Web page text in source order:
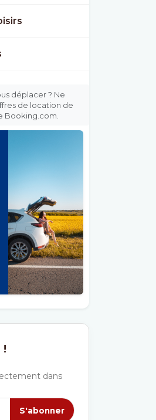
déplacer ? Ne
de location de
Booking.com.
!
dans
S'abonner